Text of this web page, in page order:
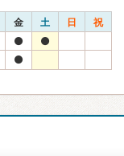
金 土 日 祝